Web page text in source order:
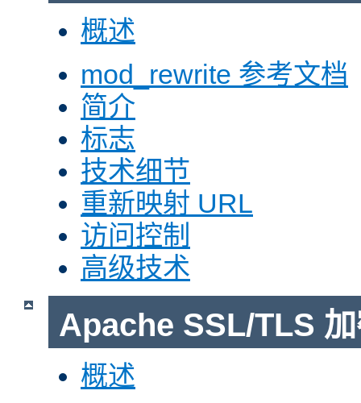
概述
mod_rewrite 参考文档
简介
标志
技术细节
重新映射 URL
访问控制
高级技术
Apache SSL/TLS
概述